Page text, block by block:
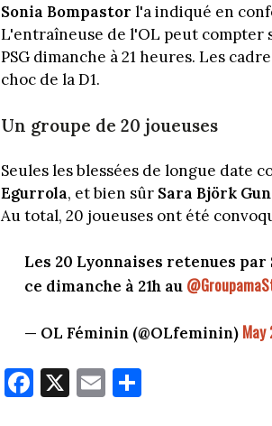
Sonia Bompastor l'a indiqué en
L'entraîneuse de l'OL peut compter
PSG dimanche à 21 heures. Les
choc de la D1.
Un groupe de 20 joueuses
Seules les blessées de longue date
Egurrola, et bien sûr Sara Björk
Au total, 20 joueuses ont été
Les 20 Lyonnaises retenues
ce dimanche à 21h au
— OL Féminin (@OLfeminin) May
Fa
ce
X E
m